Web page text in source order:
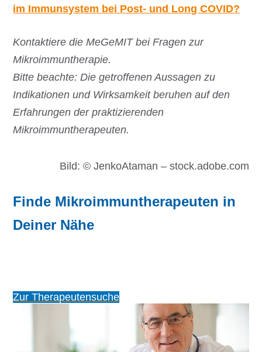
im Immunsystem bei Post- und Long COVID?
Kontaktiere die MeGeMIT bei Fragen zur
Mikroimmuntherapie.
Bitte beachte: Die getroffenen Aussagen zu
Indikationen und Wirksamkeit beruhen auf den
Erfahrungen der praktizierenden
Mikroimmuntherapeuten.
Bild: © JenkoAtaman – stock.adobe.com
Finde Mikroimmuntherapeuten in
Deiner Nähe
Zur Therapeutensuche